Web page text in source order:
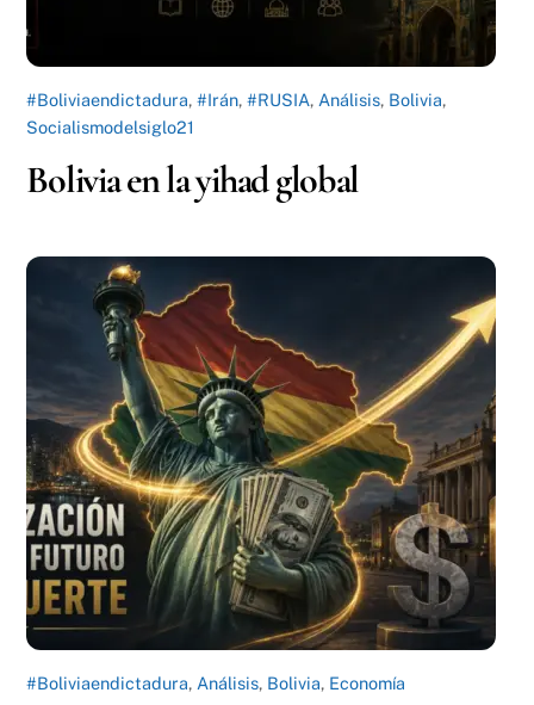
#Boliviaendictadura,#Irán,#RUSIA, Análisis, Bolivia,
Socialismodelsiglo21
Bolivia en la yihad global
#Boliviaendictadura, Análisis, Bolivia, Economía